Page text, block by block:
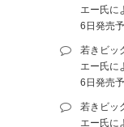
エー氏に
6日発売
若きビッ
エー氏に
6日発売
若きビッ
エー氏に